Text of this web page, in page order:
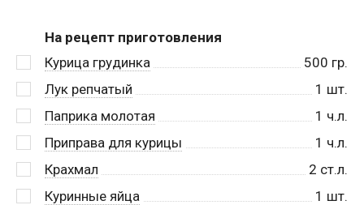
На рецепт приготовления
Курица грудинка
500 гр.
Лук репчатый
1 шт.
Паприка молотая
1 ч.л.
Приправа для курицы
1 ч.л.
Крахмал
2 ст.л.
Куринные яйца
1 шт.